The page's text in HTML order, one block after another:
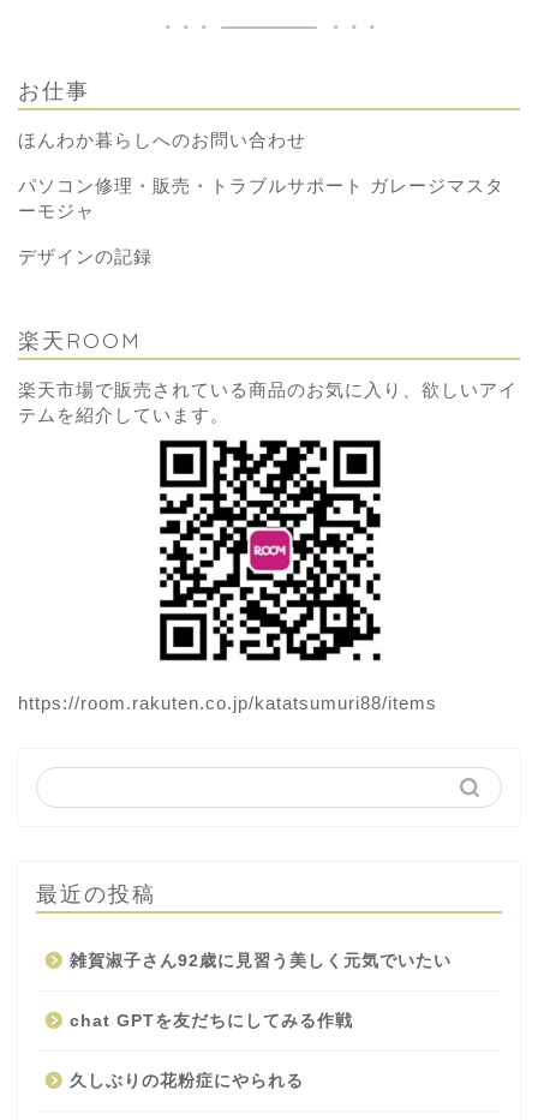
お仕事
ほんわか暮らしへのお問い合わせ
パソコン修理・販売・トラブルサポート ガレージマスタ
ーモジャ
デザインの記録
楽天ROOM
楽天市場で販売されている商品のお気に入り、欲しいアイ
テムを紹介しています。
https://room.rakuten.co.jp/katatsumuri88/items
最近の投稿
雑賀淑子さん92歳に見習う美しく元気でいたい
chat GPTを友だちにしてみる作戦
久しぶりの花粉症にやられる